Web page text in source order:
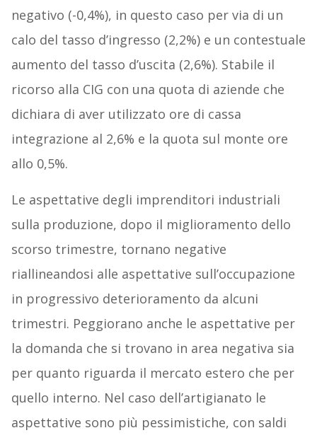
negativo (-0,4%), in questo caso per via di un
calo del tasso d’ingresso (2,2%) e un contestuale
aumento del tasso d’uscita (2,6%). Stabile il
ricorso alla CIG con una quota di aziende che
dichiara di aver utilizzato ore di cassa
integrazione al 2,6% e la quota sul monte ore
allo 0,5%.
Le aspettative degli imprenditori industriali
sulla produzione, dopo il miglioramento dello
scorso trimestre, tornano negative
riallineandosi alle aspettative sull’occupazione
in progressivo deterioramento da alcuni
trimestri. Peggiorano anche le aspettative per
la domanda che si trovano in area negativa sia
per quanto riguarda il mercato estero che per
quello interno. Nel caso dell’artigianato le
aspettative sono più pessimistiche, con saldi